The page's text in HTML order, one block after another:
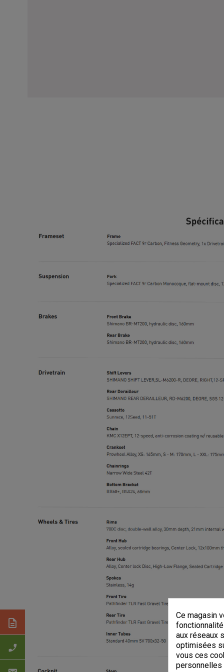
description
phone_enabled
Ce magasin
aux réseaux
optimisées
vous ces
personnelles